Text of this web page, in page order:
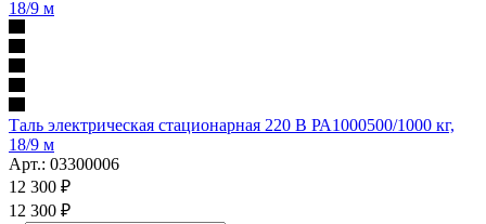
Таль электрическая стационарная 220 В РА1000500/1000 кг,
18/9 м
Арт.: 03300006
12 300 ₽
12 300 ₽